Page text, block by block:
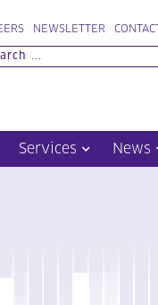
NEWSLETTER CONTACT
Services News